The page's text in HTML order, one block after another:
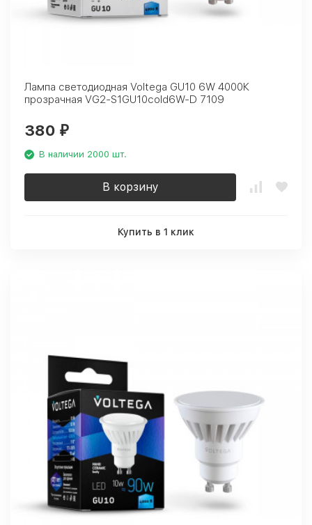
Лампа светодиодная Voltega GU10 6W 4000К
прозрачная VG2-S1GU10cold6W-D 7109
380 ₽
В наличии 2000 шт.
В корзину
Купить в 1 клик